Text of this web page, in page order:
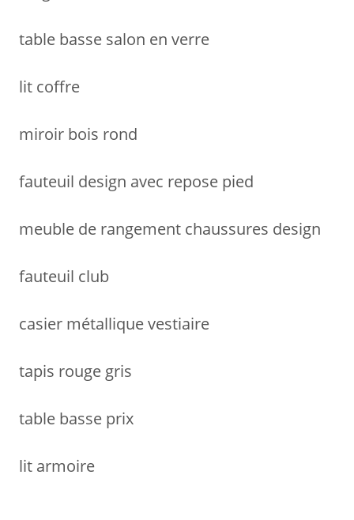
table basse salon en verre
lit coffre
miroir bois rond
fauteuil design avec repose pied
meuble de rangement chaussures design
fauteuil club
casier métallique vestiaire
tapis rouge gris
table basse prix
lit armoire